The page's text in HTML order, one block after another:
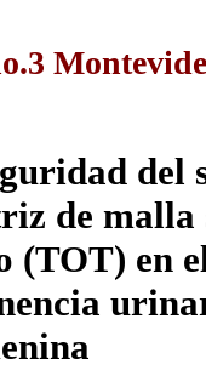
del
de malla
(TOT) en